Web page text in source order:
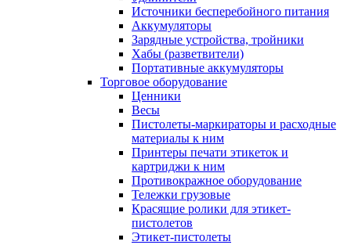
Источники бесперебойного питания
Аккумуляторы
Зарядные устройства, тройники
Хабы (разветвители)
Портативные аккумуляторы
Торговое оборудование
Ценники
Весы
Пистолеты-маркираторы и расходные
материалы к ним
Принтеры печати этикеток и
картриджи к ним
Противокражное оборудование
Тележки грузовые
Красящие ролики для этикет-
пистолетов
Этикет-пистолеты